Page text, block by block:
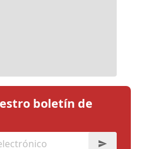
boletín de